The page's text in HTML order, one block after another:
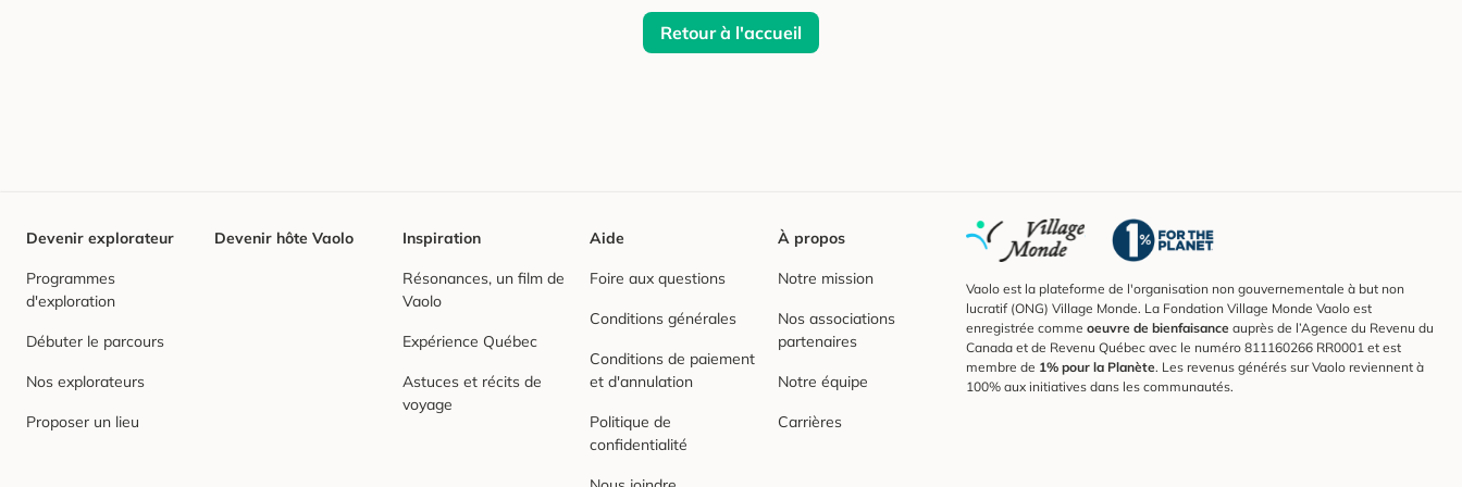
Retour à l'accueil
Devenir explorateur
Programmes
d'exploration
Débuter le parcours
Nos explorateurs
Proposer un lieu
Devenir hôte Vaolo Inspiration
Résonances, un film de
Vaolo
Expérience Québec
Astuces et récits de
voyage
Aide
Foire aux questions
Conditions générales
Conditions de paiement
et d'annulation
Politique de
confidentialité
À propos
Notre mission
Nos associations
partenaires
Notre équipe
Carrières
Vaolo est la plateforme de l'organisation non gouvernementale à but non
lucratif (ONG) Village Monde. La Fondation Village Monde Vaolo est
enregistrée comme oeuvre de bienfaisance auprès de l’Agence du Revenu du
Canada et de Revenu Québec avec le numéro 811160266 RR0001 et est
membre de 1% pour la Planète. Les revenus générés sur Vaolo reviennent à
100% aux initiatives dans les communautés.